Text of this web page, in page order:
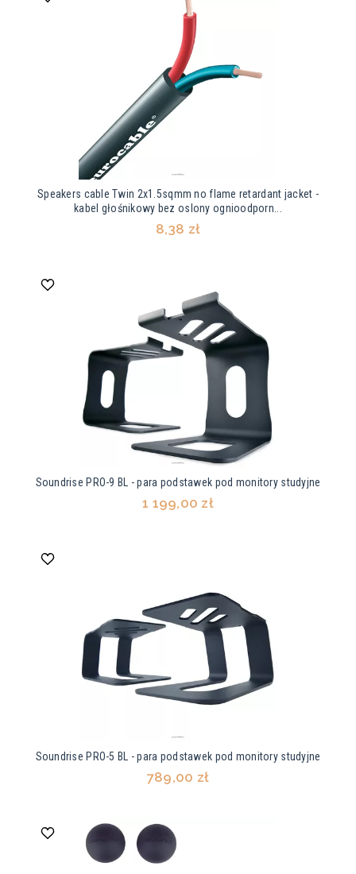
Speakers cable Twin 2x1.5sqmm no flame retardant jacket -
kabel głośnikowy bez oslony ognioodporn...
8,38 zł
Soundrise PRO-9 BL - para podstawek pod monitory studyjne
1 199,00 zł
Soundrise PRO-5 BL - para podstawek pod monitory studyjne
789,00 zł